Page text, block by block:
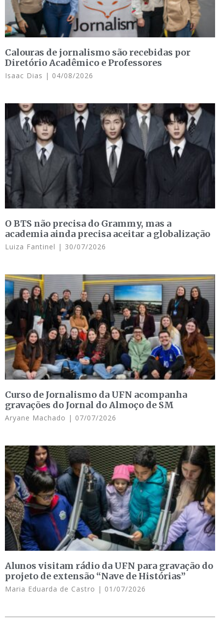
Calouras de jornalismo são recebidas por
Diretório Acadêmico e Professores
Isaac Dias 04/08/2026
O BTS não precisa do Grammy, mas a
academia ainda precisa aceitar a globalização
Luiza Fantinel 30/07/2026
Curso de Jornalismo da UFN acompanha
gravações do Jornal do Almoço de SM
Aryane Machado 07/07/2026
Alunos visitam rádio da UFN para gravação do
projeto de extensão “Nave de Histórias”
Maria Eduarda de Castro 01/07/2026